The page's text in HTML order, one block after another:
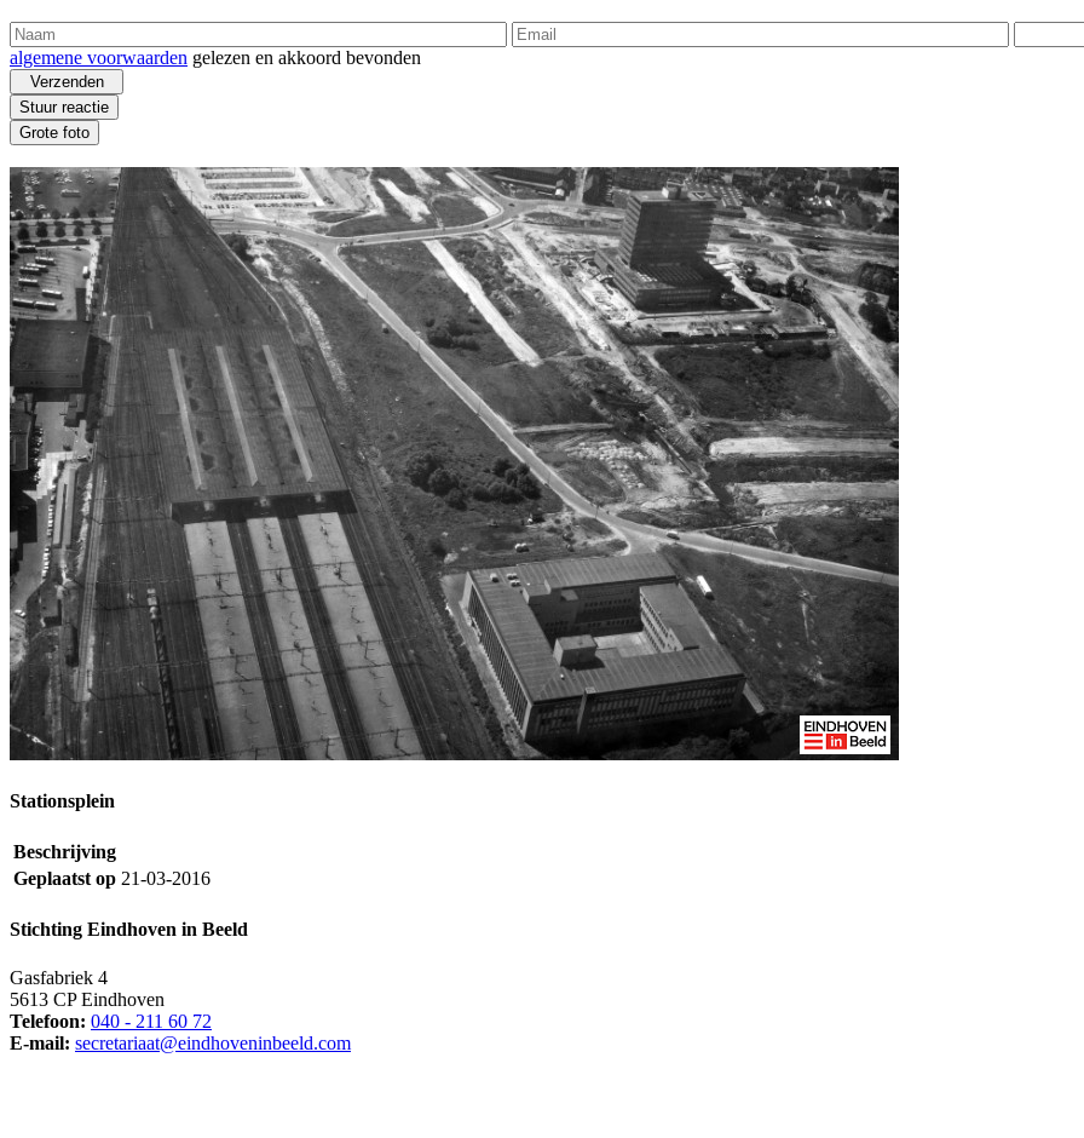
algemene voorwaarden gelezen en akkoord bevonden
Stationsplein
Beschrijving
Geplaatst op 21-03-2016
Stichting Eindhoven in Beeld
Gasfabriek 4
5613 CP Eindhoven
Telefoon: 040 - 211 60 72
E-mail: secretariaat@eindhoveninbeeld.com